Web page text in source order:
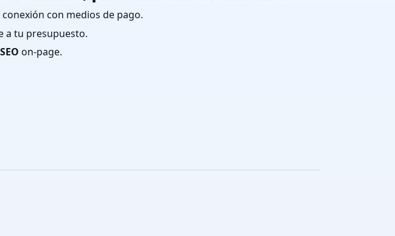
conexión con medios de pago.
a tu presupuesto.
SEO on-page.